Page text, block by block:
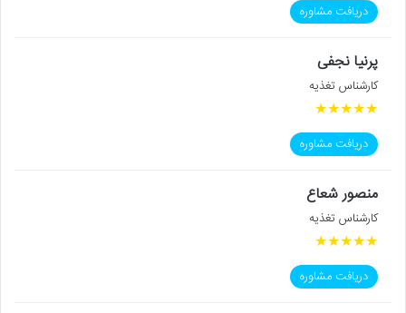
دریافت مشاوره
پرنیا نجفی
کارشناس تغذیه
★
★
★
★
★
دریافت مشاوره
منصور شعاع
کارشناس تغذیه
★
★
★
★
★
دریافت مشاوره